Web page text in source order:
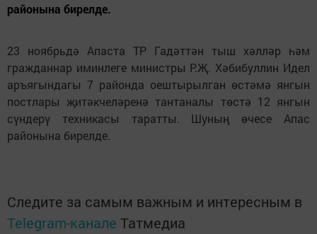
районына бирелде.
23 ноябрьдә Апаста ТР Гадәттән тыш хәлләр һәм
гражданнар иминлеге министры Р.Җ. Хәбибуллин Идел
аръягындагы 7 районда оештырылган өстәмә янгын
постлары җитәкчеләренә тантаналы төстә 12 янгын
сүндерү техникасы таратты. Шуның өчесе Апас
районына бирелде.
Следите за самым важным и интересным в
Telegram-канале Татмедиа